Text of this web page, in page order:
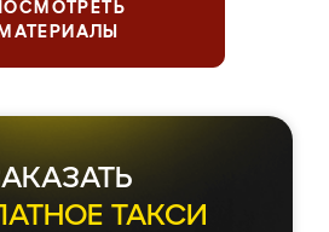
МАТЕРИАЛЫ
ТАКСИ